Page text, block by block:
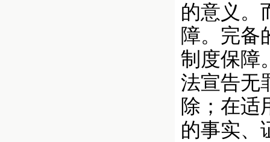
的意义。
障。完备
制度保障
法宣告无
除；在适
的事实、